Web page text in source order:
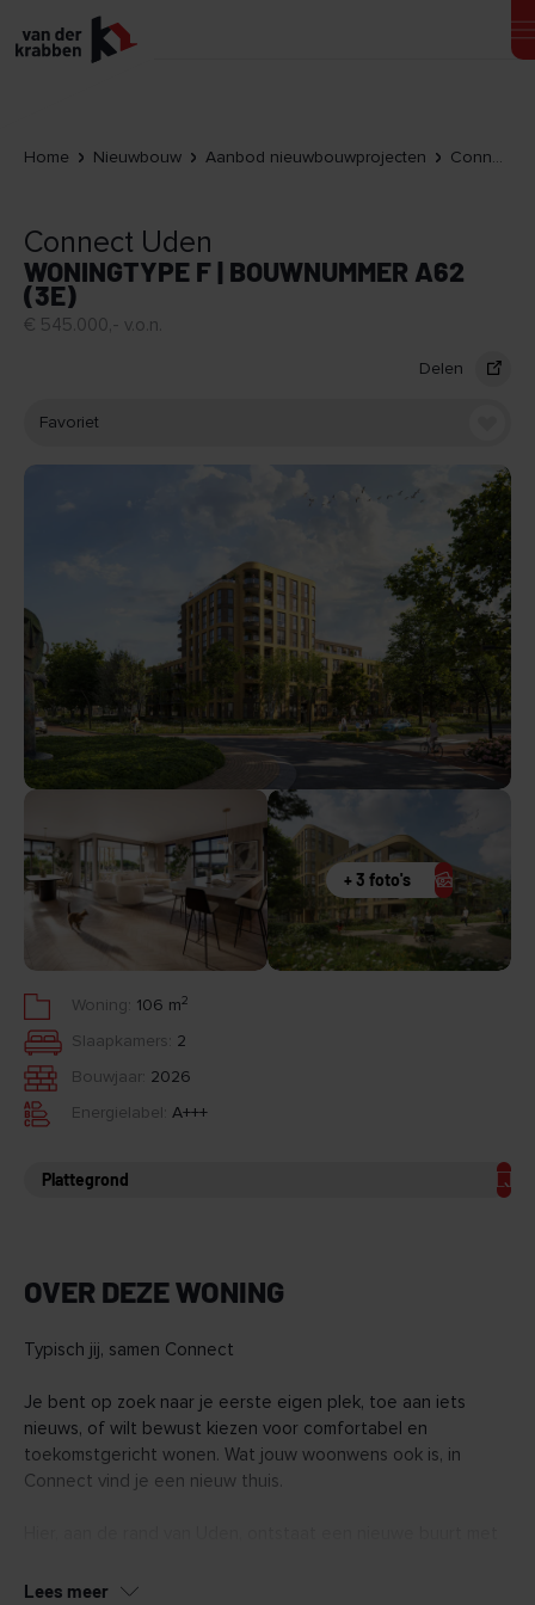
Home Nieuwbouw Aanbod nieuwbouwprojecten Connect Uden
Connect Uden
WONINGTYPE F | BOUWNUMMER A62
(3E)
€ 545.000,- v.o.n.
Delen
Favoriet
+ 3 foto's
Woning: 106 m 2
Slaapkamers: 2
Bouwjaar: 2026
Energielabel: A+++
Plattegrond
OVER DEZE WONING
Typisch jij, samen Connect
Je bent op zoek naar je eerste eigen plek, toe aan iets
nieuws, of wilt bewust kiezen voor comfortabel en
toekomstgericht wonen. Wat jouw woonwens ook is, in
Connect vind je een nieuw thuis.
penthouses en een aantal grondgebonden woningen.
Lees meer